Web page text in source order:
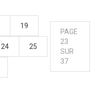
19
24 25
PAGE
23
SUR
37